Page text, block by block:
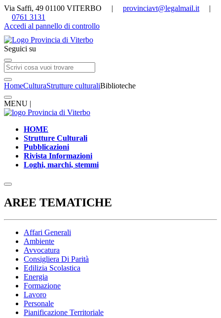
Via Saffi, 49 01100 VITERBO | provinciavt@legalmail.it |
0761 3131
Accedi al pannello di controllo
Seguici su
HomeCulturaStrutture culturaliBiblioteche
MENU |
HOME
Strutture Culturali
Pubblicazioni
Rivista Informazioni
Loghi, marchi, stemmi
AREE TEMATICHE
Affari Generali
Ambiente
Avvocatura
Consigliera Di Parità
Edilizia Scolastica
Energia
Formazione
Lavoro
Personale
Pianificazione Territoriale